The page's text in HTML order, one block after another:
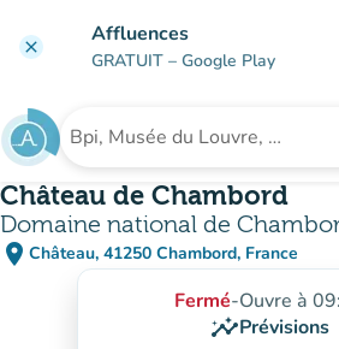
clear Affluences
GRATUIT – Google Play
Rechercher un établissement
Château de Chambord
Domaine national de
place Château, 41250 Chambord, France
(ouvrir dans Google
(nouvel onglet)
Fermé-Ouvre à
insightsPrévisions